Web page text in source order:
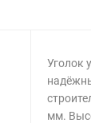
Уголок
мм.